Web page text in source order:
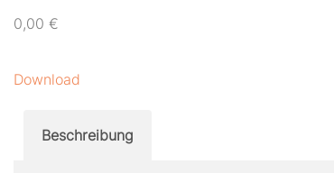
0,00 €
Download
Beschreibung